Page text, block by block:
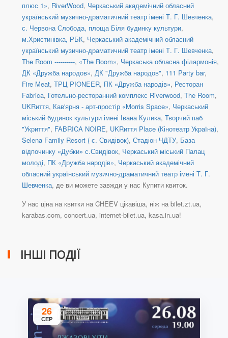
плюс 1», RiverWood, Черкаський академічний обласний
український музично-драматичний театр імені Т. Г. Шевченка,
с. Червона Слобода, площа Біля будинку культури,
м.Христинівка, РБК, Черкаський академічний обласний
український музично-драматичний театр імені Т. Г. Шевченка,
The Room ----------, «The Room», Черкаська обласна філармонія,
ДК «Дружба народов», ДК "Дружба народов", 111 Party bar,
Fire Meat, ТРЦ PIONEER, ПК «Дружба народів», Ресторан
Fabrica, Готельно-ресторанний комплекс Riverwood, The Room,
UKRиття, Кав'ярня - арт-простір «Morris Space», Черкаський
міський будинок культури імені Івана Кулика, Творчий паб
"Укриття", FABRICA NOIRE, UKRиття Place (Кінотеатр Україна),
Selena Family Resort ( с. Свидівок), Стадіон ЧДТУ, База
відпочинку «Дубки» с.Свидівок, Черкаський міський Палац
молоді, ПК «Дружба народів», Черкаський академічний
обласний український музично-драматичний театр імені Т. Г.
Шевченка, де ви можете завжди у нас Купити квиток.
У нас ціна на квитки на CHEEV цікавіша, ніж на bilet.zt.ua,
karabas.com, concert.ua, internet-bilet.ua, kasa.in.ua!
ІНШІ ПОДІЇ
26
СЕР